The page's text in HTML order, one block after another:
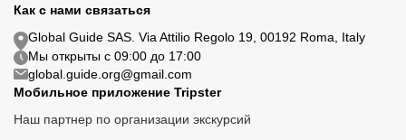
Как с нами связаться
Global Guide SAS. Via Attilio Regolo 19, 00192 Roma, Italy
Мы открыты с 09:00 до 17:00
global.guide.org@gmail.com
Мобильное приложение Tripster
Наш партнер по организации экскурсий